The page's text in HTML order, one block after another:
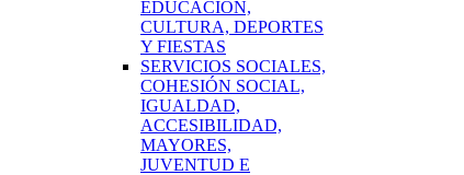
EDUCACIÓN,
CULTURA, DEPORTES
Y FIESTAS
SERVICIOS SOCIALES,
COHESIÓN SOCIAL,
IGUALDAD,
ACCESIBILIDAD,
MAYORES,
JUVENTUD E